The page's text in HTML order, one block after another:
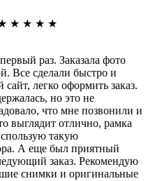
★ ★ ★ ★
раз. Заказала фото
Все сделали быстро и
легко оформить заказ.
но это не
что мне позвонили и
выглядит отлично, рамка
такую
А еще был приятный
заказ. Рекомендую
снимки и оригинальные